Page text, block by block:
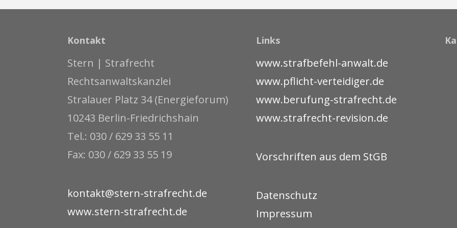
Kontakt
Stern | Strafrecht
Rechtsanwaltskanzlei
Stralauer Platz 34 (Energieforum)
10243 Berlin-Friedrichshain
Tel.: 030 / 629 33 55 11
Fax: 030 / 629 33 55 19
kontakt@stern-strafrecht.de
www.stern-strafrecht.de
Links
www.strafbefehl-anwalt.de
www.pflicht-verteidiger.de
www.berufung-strafrecht.de
www.strafrecht-revision.de
Vorschriften aus dem StGB
Datenschutz
Impressum